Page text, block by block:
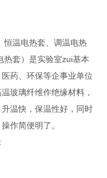
恒温电热套、调温电热
热套）是实验室zui基本
药、环保等企事业单位
玻璃纤维作绝缘材料，
温快，保温性好，同时
作简便明了。